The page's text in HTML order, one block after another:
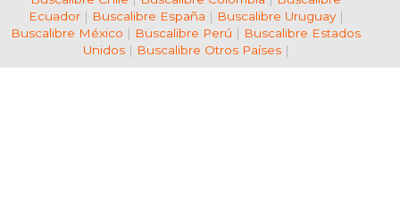
Ecuador| Buscalibre España | Buscalibre Uruguay|
Buscalibre México | Buscalibre Perú | Buscalibre Estados
Unidos| Buscalibre Otros Países|